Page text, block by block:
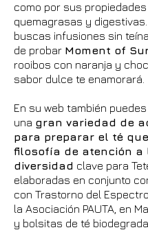
como por sus propiedades
quemagrasas y digestivas.
buscas infusiones sin
de probar Moment of
rooibos con naranja y
sabor dulce te enamorará.
En su web también
una gran variedad de
para preparar el té
filosofía de atención a
diversidad clave para
elaboradas en conjunto
con Trastorno del
la Asociación PAUTA, en
y bolsitas de té